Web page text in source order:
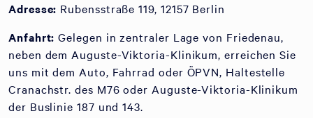
Adresse: Rubensstraße 119, 12157 Berlin
Anfahrt:Gelegen in zentraler Lage von Friedenau,
neben dem Auguste-Viktoria-Klinikum, erreichen Sie
uns mit dem Auto, Fahrrad oder ÖPVN, Haltestelle
Cranachstr. des M76 oder Auguste-Viktoria-Klinikum
der Buslinie 187 und 143.